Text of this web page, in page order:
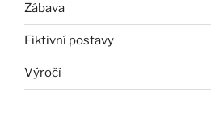
Zábava
Fiktivní postavy
Výročí